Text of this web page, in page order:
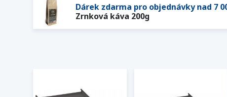
Dárek zdarma pro objednávky nad 7
Zrnková káva 200g